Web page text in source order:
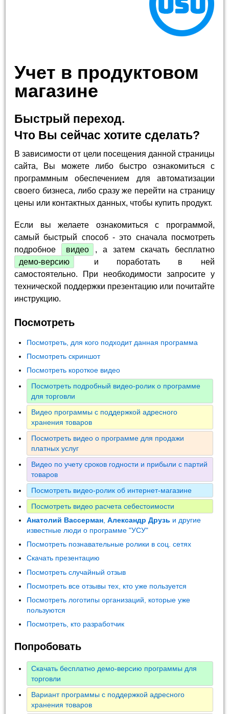
Учет в продуктовом
магазине
Быстрый переход.
Что Вы сейчас хотите сделать?
В зависимости от цели посещения данной страницы
сайта, Вы можете либо быстро ознакомиться с
программным обеспечением для автоматизации
своего бизнеса, либо сразу же перейти на страницу
цены или контактных данных, чтобы купить продукт.
Если вы желаете ознакомиться с программой,
самый быстрый способ - это сначала посмотреть
подробное
видео
, а затем скачать бесплатно
демо-версию
и поработать в ней
самостоятельно. При необходимости запросите у
технической поддержки презентацию или почитайте
инструкцию.
Посмотреть
Посмотреть, для кого подходит данная программа
Посмотреть скриншот
Посмотреть короткое видео
Посмотреть подробный видео-ролик о программе
для торговли
Видео программы с поддержкой адресного
хранения товаров
Посмотреть видео о программе для продажи
платных услуг
Видео по учету сроков годности и прибыли с партий
товаров
Посмотреть видео-ролик об интернет-магазине
Посмотреть видео расчета себестоимости
Анатолий Вассерман ,Александр Друзь и другие
известные люди о программе "УСУ"
Посмотреть познавательные ролики в соц. сетях
Скачать презентацию
Посмотреть случайный отзыв
Посмотреть все отзывы тех, кто уже пользуется
Посмотреть логотипы организаций, которые уже
пользуются
Посмотреть, кто разработчик
Попробовать
Скачать бесплатно демо-версию программы для
торговли
Вариант программы с поддержкой адресного
хранения товаров